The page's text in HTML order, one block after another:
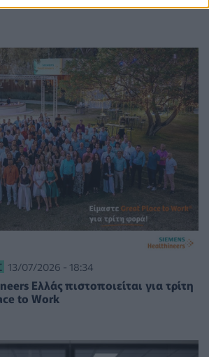
13/07/2026 - 18:34
Ελλάς πιστοποιείται για τρίτη
to Work